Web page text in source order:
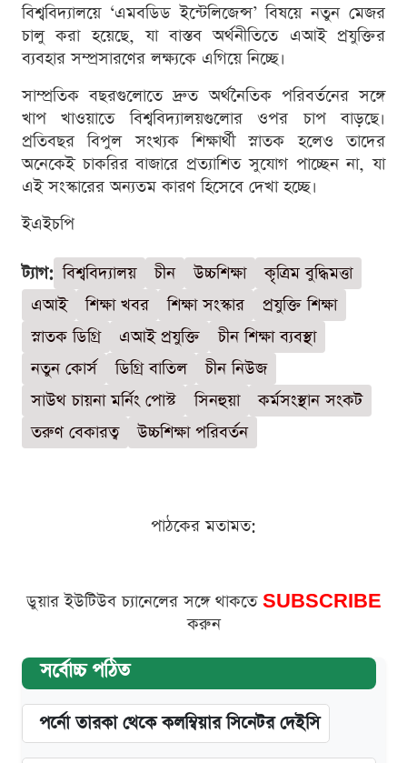
বিশ্ববিদ্যালয়ে ‘এমবডিড ইন্টেলিজেন্স’ বিষয়ে নতুন মেজর
চালু করা হয়েছে, যা বাস্তব অর্থনীতিতে এআই প্রযুক্তির
ব্যবহার সম্প্রসারণের লক্ষ্যকে এগিয়ে নিচ্ছে।
সাম্প্রতিক বছরগুলোতে দ্রুত অর্থনৈতিক পরিবর্তনের সঙ্গে
খাপ খাওয়াতে বিশ্ববিদ্যালয়গুলোর ওপর চাপ বাড়ছে।
প্রতিবছর বিপুল সংখ্যক শিক্ষার্থী স্নাতক হলেও তাদের
অনেকেই চাকরির বাজারে প্রত্যাশিত সুযোগ পাচ্ছেন না, যা
এই সংস্কারের অন্যতম কারণ হিসেবে দেখা হচ্ছে।
ইএইচপি
ট্যাগ: বিশ্ববিদ্যালয় চীন উচ্চশিক্ষা
কৃত্রিম বুদ্ধিমত্তা
এআই
শিক্ষা খবর শিক্ষা সংস্কার
প্রযুক্তি শিক্ষা
স্নাতক ডিগ্রি
এআই প্রযুক্তি
চীন শিক্ষা ব্যবস্থা
নতুন কোর্স
ডিগ্রি বাতিল
চীন নিউজ
সাউথ চায়না মর্নিং পোস্ট
সিনহুয়া
কর্মসংস্থান সংকট
তরুণ বেকারত্ব
উচ্চশিক্ষা পরিবর্তন
পাঠকের মতামত:
ডুয়ার ইউটিউব চ্যানেলের সঙ্গে থাকতে SUBSCRIBE
করুন
সর্বোচ্চ পঠিত
পর্নো তারকা থেকে কলম্বিয়ার সিনেটর দেইসি